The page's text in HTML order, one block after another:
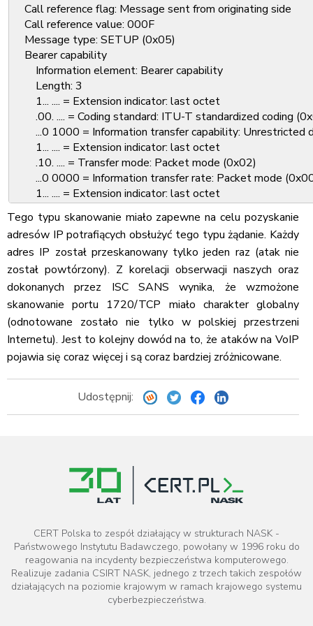
Call reference flag: Message sent from originating side
Call reference value: 000F
Message type: SETUP (0x05)
Bearer capability
Information element: Bearer capability
Length: 3
1... .... = Extension indicator: last octet
.00. .... = Coding standard: ITU-T standardized coding
...0 1000 = Information transfer capability: Unrestricted
1... .... = Extension indicator: last octet
.10. .... = Transfer mode: Packet mode (0x02)
...0 0000 = Information transfer rate: Packet mode
1... .... = Extension indicator: last octet
.01. .... = Layer identification: Layer 1 identifier (0x01)
...0 0101 = User information layer 1 protocol:
Display 'test00'
Information element: Display
Length: 5
Display information: test00
Called party number: '00000442073479999'
Information element: Called party number
Length: 18
.... 0001 = Numbering plan: E.164 ISDN/telephony
.000 .... = Number type: Unknown (0x00)
1... .... = Extension indicator: last octet
Called party number digits: 00000442073479999
E.164 Called party number digits:
Protocol discriminator: X.208 and X.209 coded user
H.225.0 CS
H323-UserInformation
h323-message-body: setup (0)
setup
protocolIdentifier: 0.0.8.2250.0.4 (Version 4)
sourceInfo
vendor
vendor
Tego typu skanowanie miało zapewne na celu pozyskanie
adresów IP potrafiących obsłużyć tego typu żądanie. Każdy
adres IP został przeskanowany tylko jeden raz (atak nie
został powtórzony). Z korelacji obserwacji naszych oraz
dokonanych przez ISC SANS wynika, że wzmożone
skanowanie portu 1720/TCP miało charakter globalny
(odnotowane zostało nie tylko w polskiej przestrzeni
Internetu). Jest to kolejny dowód na to, że ataków na VoIP
pojawia się coraz więcej i są coraz bardziej zróżnicowane.
Udostępnij:
CERT Polska to zespół działający w strukturach NASK -
Państwowego Instytutu Badawczego, powołany w 1996 roku do
reagowania na incydenty bezpieczeństwa komputerowego.
Realizuje zadania CSIRT NASK, jednego z trzech takich zespołów
działających na poziomie krajowym w ramach krajowego systemu
cyberbezpieczeństwa.